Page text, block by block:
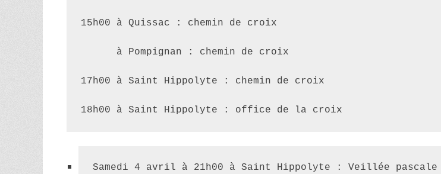
15h00 à Quissac : chemin de croix
      à Pompignan : chemin de croix
17h00 à Saint Hippolyte : chemin de croix
18h00 à Saint Hippolyte : office de la croix
Samedi 4 avril à 21h00 à Saint Hippolyte : Veillée pascale